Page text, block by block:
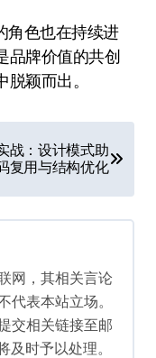
角色也在持续进
品牌价值的共创
颖而出。
战：设计模式助
复用与结构优化
网，其相关言论
代表本站立场。
交相关链接至邮
时予以处理。